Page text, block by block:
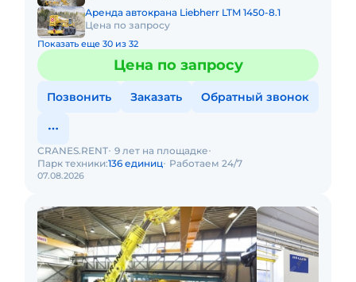
Аренда автокрана Liebherr LTM 1450-8.1
Цена по запросу
Показать еще 30 из 32
Цена по запросу
Позвонить Заказать Обратный звонок
07.08.2026
CRANES.RENT 9 лет на площадке
Парк техники:136 единиц Работаем 24/7